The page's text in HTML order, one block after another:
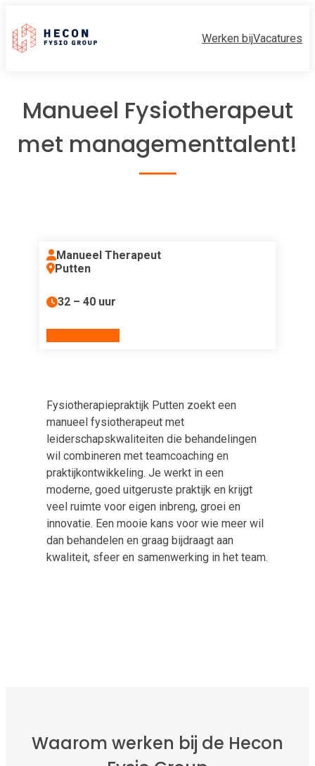
Werken bijVacatures
Manueel Fysiotherapeut
met managementtalent!
Manueel Therapeut
Putten
32 – 40 uur
Fysiotherapiepraktijk Putten zoekt een
manueel fysiotherapeut met
leiderschapskwaliteiten die behandelingen
wil combineren met teamcoaching en
praktijkontwikkeling. Je werkt in een
moderne, goed uitgeruste praktijk en krijgt
veel ruimte voor eigen inbreng, groei en
innovatie. Een mooie kans voor wie meer wil
dan behandelen en graag bijdraagt aan
kwaliteit, sfeer en samenwerking in het team.
Waarom werken bij de Hecon